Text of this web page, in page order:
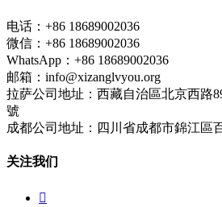
电话：+86 18689002036
微信：+86 18689002036
WhatsApp：+86 18689002036
邮箱：info@xizanglvyou.org
拉萨公司地址：西藏自治區北京西路
號
成都公司地址：四川省成都市錦江區
关注我们
